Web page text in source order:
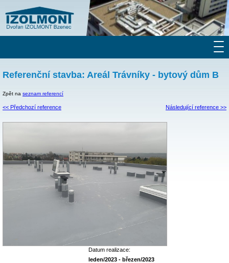
Referenční stavba: Areál Trávníky - bytový dům B
Zpět na seznam referencí
<< Předchozí reference Následující reference >>
Datum realizace:
leden/2023 - březen/2023